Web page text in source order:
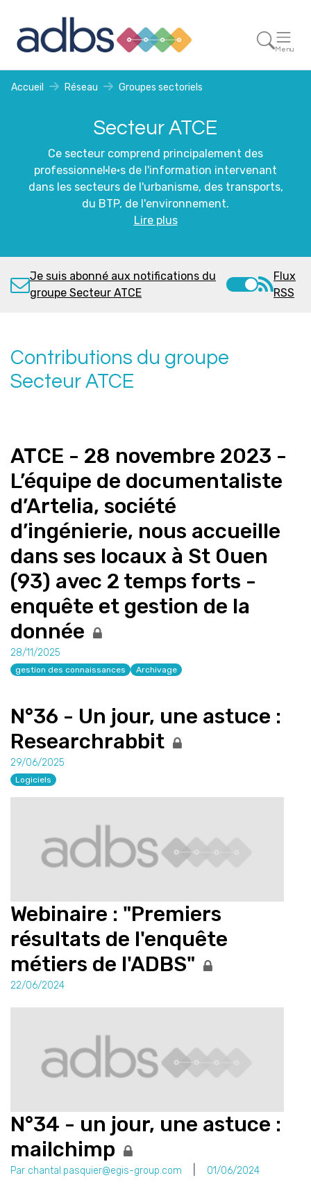
Menu
Accueil Réseau Groupes sectoriels
Secteur ATCE
Ce secteur comprend principalement des
professionnel·le·s de l'information intervenant
dans les secteurs de l'urbanisme, des transports,
du BTP, de l'environnement.
Lire plus
Je suis abonné aux notifications du
groupe Secteur ATCE
Flux
RSS
Contributions du groupe
Secteur ATCE
ATCE - 28 novembre 2023 -
L’équipe de documentaliste
d’Artelia, société
d’ingénierie, nous accueille
dans ses locaux à St Ouen
(93) avec 2 temps forts -
enquête et gestion de la
donnée
28/11/2025
gestion des connaissances Archivage
N°36 - Un jour, une astuce :
Researchrabbit
29/06/2025
Logiciels
Webinaire : "Premiers
résultats de l'enquête
métiers de l'ADBS"
22/06/2024
N°34 - un jour, une astuce :
mailchimp
Par chantal.pasquier@egis-group.com 01/06/2024